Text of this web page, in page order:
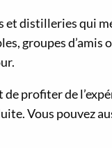
et distilleries qui
groupes d’amis
profiter de
Vous pouvez